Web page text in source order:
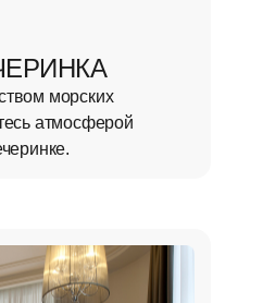
морских
атмосферой